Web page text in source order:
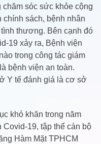
chăm sóc sức khỏe cộng
chính sách, bệnh nhân
thương. Bên cạnh đó
19 xảy ra, Bệnh viện
trong công tác giám
bệnh viện an toàn.
Y tế đánh giá là cơ sở
khó khăn trong năm
19, tập thể cán bộ
Hàm Mặt TPHCM